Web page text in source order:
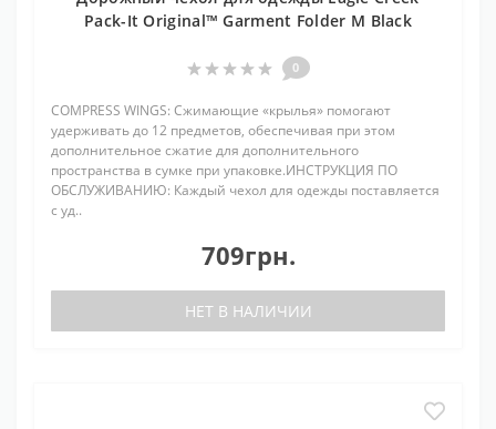
Pack-It Original™ Garment Folder M Black
0
COMPRESS WINGS: Сжимающие «крылья» помогают
удерживать до 12 предметов, обеспечивая при этом
дополнительное сжатие для дополнительного
пространства в сумке при упаковке.ИНСТРУКЦИЯ ПО
ОБСЛУЖИВАНИЮ: Каждый чехол для одежды поставляется
с уд..
709грн.
НЕТ В НАЛИЧИИ